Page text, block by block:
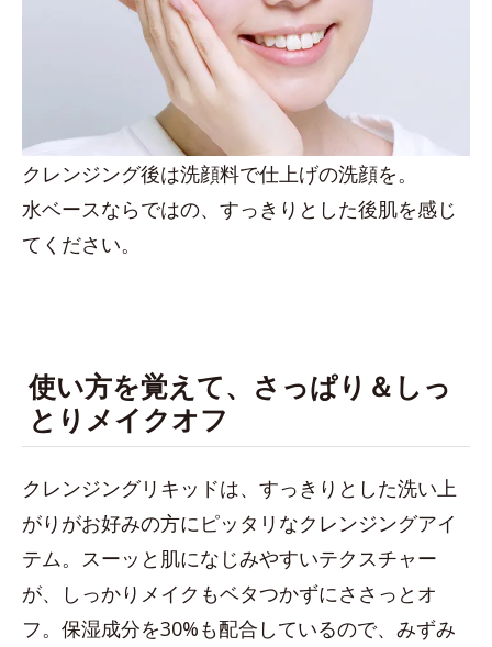
クレンジング後は洗顔料で仕上げの洗顔を。
水ベースならではの、すっきりとした後肌を感じ
てください。
使い方を覚えて、さっぱり＆しっ
とりメイクオフ
クレンジングリキッドは、すっきりとした洗い上
がりがお好みの方にピッタリなクレンジングアイ
テム。スーッと肌になじみやすいテクスチャー
が、しっかりメイクもベタつかずにささっとオ
フ。保湿成分を30%も配合しているので、みずみ